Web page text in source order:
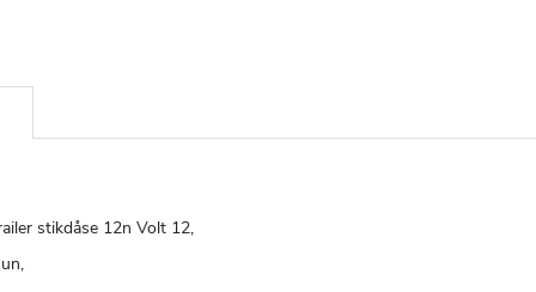
stikdåse 12n Volt 12,